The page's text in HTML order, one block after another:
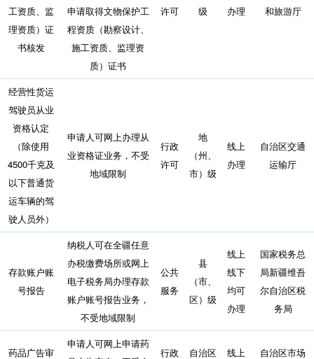
工资质、监
理资质）证
书核发
申请取得文物保护工
程资质（勘察设计、
施工资质、监理资
质）证书
许可
级
办理
和旅游厅
经营性货运
驾驶员从业
资格认定
（除使用
4500千克及
以下普通货
运车辆的驾
驶人员外）
申请人可网上办理从
业资格证业务，不受
地域限制
行政
许可
地
（州、
市）级
线上
办理
自治区交通
运输厅
存款账户账
号报告
纳税人可在全疆任意
办税缴费场所或网上
电子税务局办理存款
账户账号报告业务，
不受地域限制
公共
服务
县
（市、
区）级
线上
线下
均可
办理
国家税务总
局新疆维吾
尔自治区税
务局
药品广告审
申请人可网上申请药
行政
自治区
线上
自治区市场